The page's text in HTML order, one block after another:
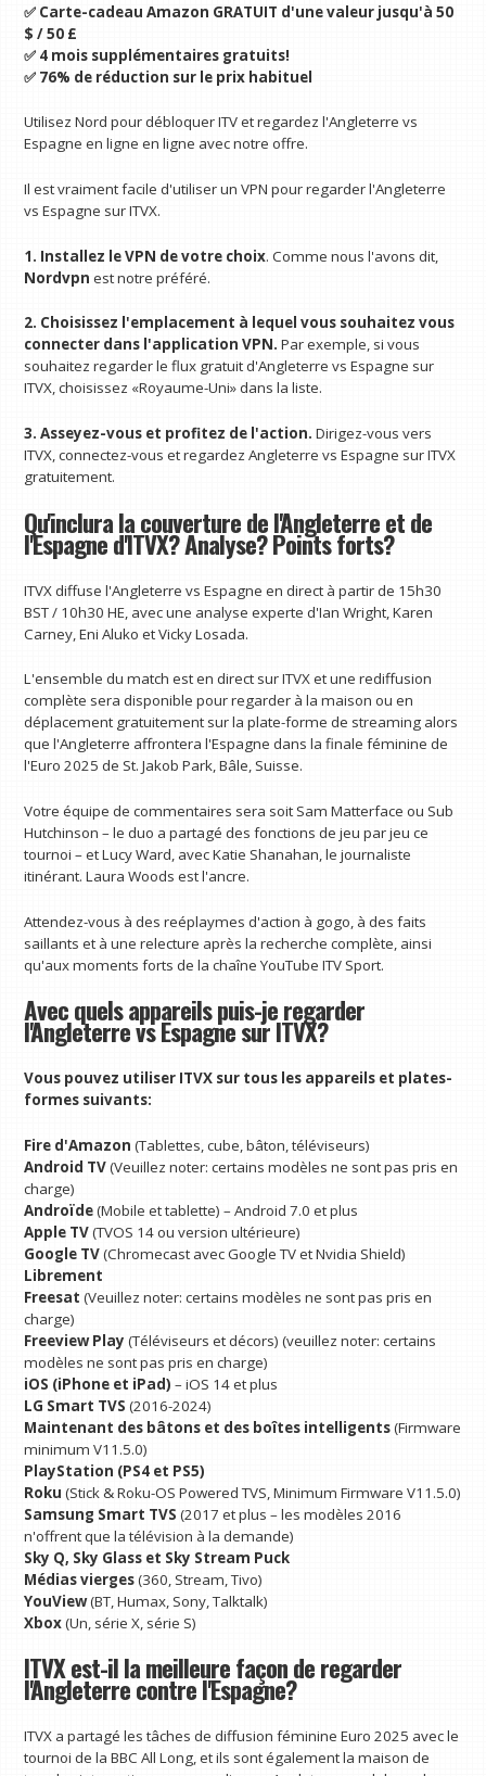
✅ Carte-cadeau Amazon GRATUIT d'une valeur jusqu'à 50
$ / 50 £
✅ 4 mois supplémentaires gratuits!
✅ 76% de réduction sur le prix habituel
Utilisez Nord pour débloquer ITV et regardez l'Angleterre vs
Espagne en ligne en ligne avec notre offre.
Il est vraiment facile d'utiliser un VPN pour regarder l'Angleterre
vs Espagne sur ITVX.
1. Installez le VPN de votre choix. Comme nous l'avons dit,
Nordvpn est notre préféré.
2. Choisissez l'emplacement à lequel vous souhaitez vous
connecter dans l'application VPN.Par exemple, si vous
souhaitez regarder le flux gratuit d'Angleterre vs Espagne sur
ITVX, choisissez «Royaume-Uni» dans la liste.
3. Asseyez-vous et profitez de l'action.Dirigez-vous vers
ITVX, connectez-vous et regardez Angleterre vs Espagne sur ITVX
gratuitement.
Qu'inclura la couverture de l'Angleterre et de
l'Espagne d'ITVX? Analyse? Points forts?
ITVX diffuse l'Angleterre vs Espagne en direct à partir de 15h30
BST / 10h30 HE, avec une analyse experte d'Ian Wright, Karen
Carney, Eni Aluko et Vicky Losada.
L'ensemble du match est en direct sur ITVX et une rediffusion
complète sera disponible pour regarder à la maison ou en
déplacement gratuitement sur la plate-forme de streaming alors
que l'Angleterre affrontera l'Espagne dans la finale féminine de
l'Euro 2025 de St. Jakob Park, Bâle, Suisse.
Votre équipe de commentaires sera soit Sam Matterface ou Sub
Hutchinson – le duo a partagé des fonctions de jeu par jeu ce
tournoi – et Lucy Ward, avec Katie Shanahan, le journaliste
itinérant. Laura Woods est l'ancre.
Attendez-vous à des reéplaymes d'action à gogo, à des faits
saillants et à une relecture après la recherche complète, ainsi
qu'aux moments forts de la chaîne YouTube ITV Sport.
Avec quels appareils puis-je regarder
l'Angleterre vs Espagne sur ITVX?
Vous pouvez utiliser ITVX sur tous les appareils et plates-
formes suivants:
Fire d'Amazon (Tablettes, cube, bâton, téléviseurs)
Android TV(Veuillez noter: certains modèles ne sont pas pris en
charge)
Androïde(Mobile et tablette) – Android 7.0 et plus
Apple TV(TVOS 14 ou version ultérieure)
Google TV(Chromecast avec Google TV et Nvidia Shield)
Librement
Freesat(Veuillez noter: certains modèles ne sont pas pris en
charge)
Freeview Play (Téléviseurs et décors) (veuillez noter: certains
modèles ne sont pas pris en charge)
iOS (iPhone et iPad) – iOS 14 et plus
LG Smart TVS (2016-2024)
Maintenant des bâtons et des boîtes intelligents(Firmware
minimum V11.5.0)
PlayStation (PS4 et PS5)
Roku (Stick & Roku-OS Powered TVS, Minimum Firmware V11.5.0)
Samsung Smart TVS (2017 et plus – les modèles 2016
n'offrent que la télévision à la demande)
Sky Q, Sky Glass et Sky Stream Puck
Médias vierges(360, Stream, Tivo)
YouView(BT, Humax, Sony, Talktalk)
Xbox(Un, série X, série S)
ITVX est-il la meilleure façon de regarder
l'Angleterre contre l'Espagne?
ITVX a partagé les tâches de diffusion féminine Euro 2025 avec le
tournoi de la BBC All Long, et ils sont également la maison de